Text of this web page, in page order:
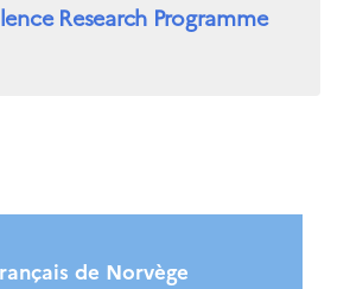
Research Programme
de Norvège